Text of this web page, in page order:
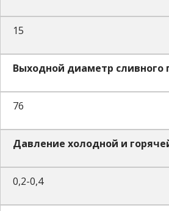
15
Выходной диаметр сливного
76
Давление холодной и
0,2-0,4